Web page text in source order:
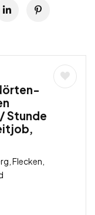
Stunde
Flecken,